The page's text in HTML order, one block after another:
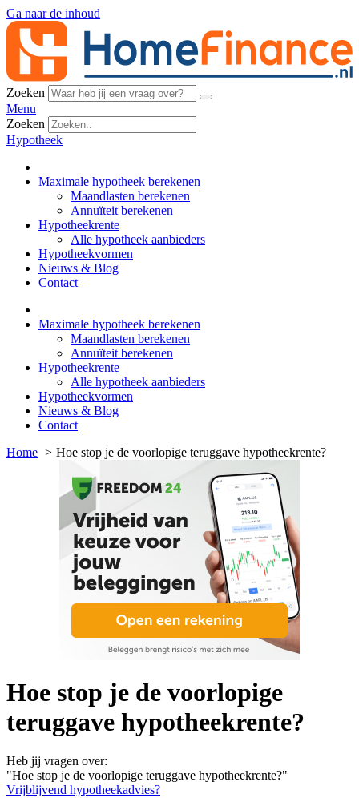
Ga naar de inhoud
Zoeken
Menu
Zoeken
Hypotheek
Maximale hypotheek berekenen
Maandlasten berekenen
Annuïteit berekenen
Hypotheekrente
Alle hypotheek aanbieders
Hypotheekvormen
Nieuws & Blog
Contact
Maximale hypotheek berekenen
Maandlasten berekenen
Annuïteit berekenen
Hypotheekrente
Alle hypotheek aanbieders
Hypotheekvormen
Nieuws & Blog
Contact
Home
Hoe stop je de voorlopige teruggave hypotheekrente?
Hoe stop je de voorlopige
teruggave hypotheekrente?
Heb jij vragen over:
"Hoe stop je de voorlopige teruggave hypotheekrente?"
Vrijblijvend hypotheekadvies?